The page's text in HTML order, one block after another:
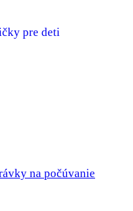
pre deti
na počúvanie